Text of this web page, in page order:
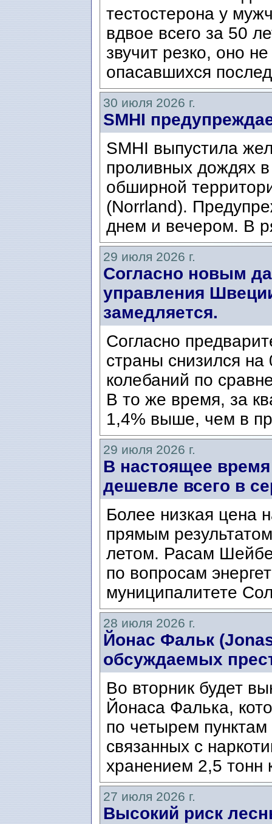
тестостерона у
вдвое всего за 50
звучит резко, оно
опасавшихся
30 июля 2026 г.
SMHI
SMHI выпустила
проливных дождях
обширной
(Norrland).
днем ​​и вечером. В
29 июля 2026 г.
Согласно новым
управления
замедляется.
Согласно
страны снизился
колебаний по
В то же время, за
1,4% выше, чем в
29 июля 2026 г.
В настоящее
дешевле всего в
Более низкая цена
прямым
летом. Расам
по вопросам
муниципалитете
28 июля 2026 г.
Йонас Фальк
обсуждаемых
Во вторник будет
Йонаса Фалька,
по четырем
связанных с
хранением 2,5 тонн
27 июля 2026 г.
Высокий риск